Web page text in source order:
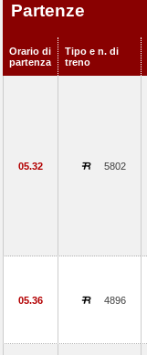
Partenze
Orario di
partenza
Tipo e n. di
treno
05.32 5802
05.36 4896